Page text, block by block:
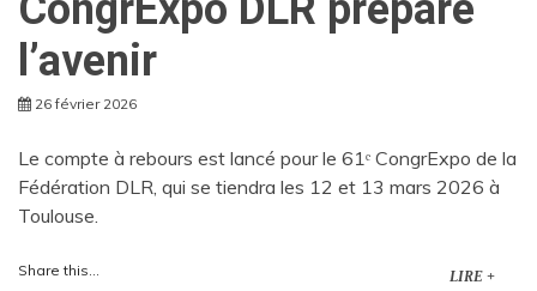
l’avenir
26 février 2026
Le compte à rebours est lancé pour le 61ᵉ CongrExpo de la
Fédération DLR, qui se tiendra les 12 et 13 mars 2026 à
Toulouse.
Share this... LIRE +